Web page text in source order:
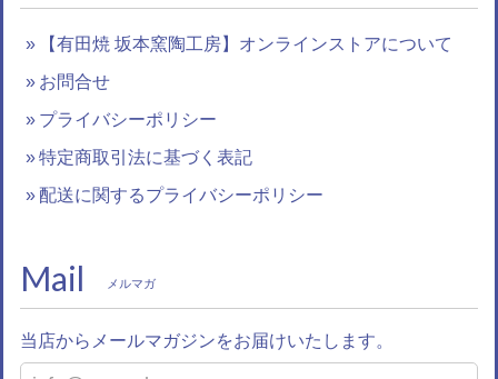
【有田焼 坂本窯陶工房】オンラインストアについて
お問合せ
プライバシーポリシー
特定商取引法に基づく表記
配送に関するプライバシーポリシー
Mail メルマガ
当店からメールマガジンをお届けいたします。